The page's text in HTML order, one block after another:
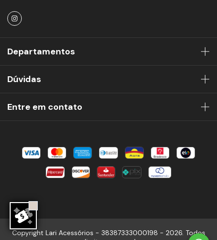
Departamentos
Dúvidas
Entre em contato
Copyright Lari Acessórios - 38387333000198 - 2026. Todos